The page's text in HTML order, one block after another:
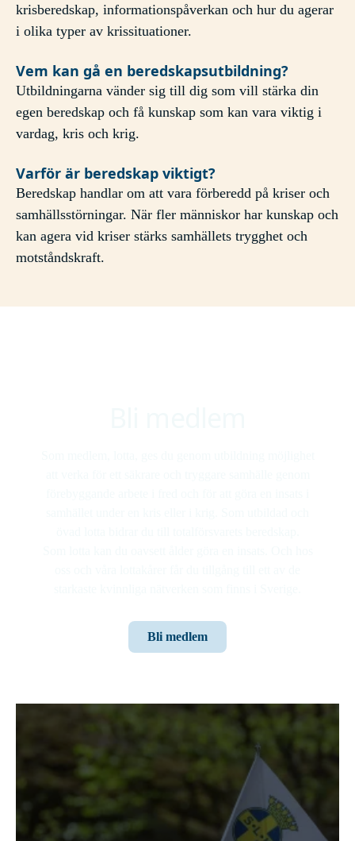
krisberedskap, informationspåverkan och hur du agerar
i olika typer av krissituationer.
Vem kan gå en beredskapsutbildning?
Utbildningarna vänder sig till dig som vill stärka din
egen beredskap och få kunskap som kan vara viktig i
vardag, kris och krig.
Varför är beredskap viktigt?
Beredskap handlar om att vara förberedd på kriser och
samhällsstörningar. När fler människor har kunskap och
kan agera vid kriser stärks samhällets trygghet och
motståndskraft.
Bli medlem
Mer om beredskap
Här hittar du ytterligare information som bidrar